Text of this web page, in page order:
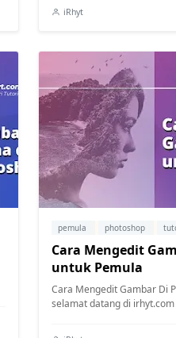
iRhyt
pemula photoshop
Cara Mengedit
untuk Pemula
Cara Mengedit Gambar Di
selamat datang di